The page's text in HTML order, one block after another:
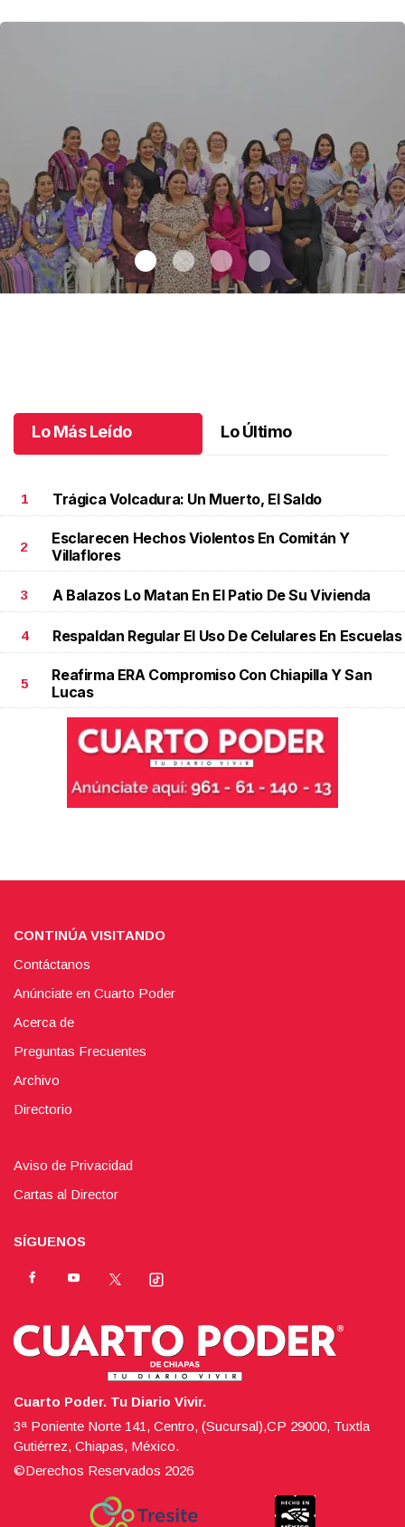
Lo Más Leído Lo Último
1 Trágica Volcadura: Un Muerto, El Saldo
2
Esclarecen Hechos Violentos En Comitán Y
Villaflores
3 A Balazos Lo Matan En El Patio De Su Vivienda
4 Respaldan Regular El Uso De Celulares En Escuelas
5
Reafirma ERA Compromiso Con Chiapilla Y San
Lucas
CONTINÚA VISITANDO
Contáctanos
Anúnciate en Cuarto Poder
Acerca de
Preguntas Frecuentes
Archivo
Directorio
Aviso de Privacidad
Cartas al Director
SÍGUENOS
Cuarto Poder. Tu Diario Vivir.
3ª Poniente Norte 141, Centro, (Sucursal),CP 29000, Tuxtla
Gutiérrez, Chiapas, México.
©Derechos Reservados 2026